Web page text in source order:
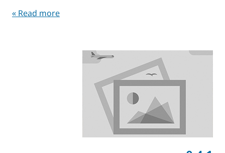
Read more »